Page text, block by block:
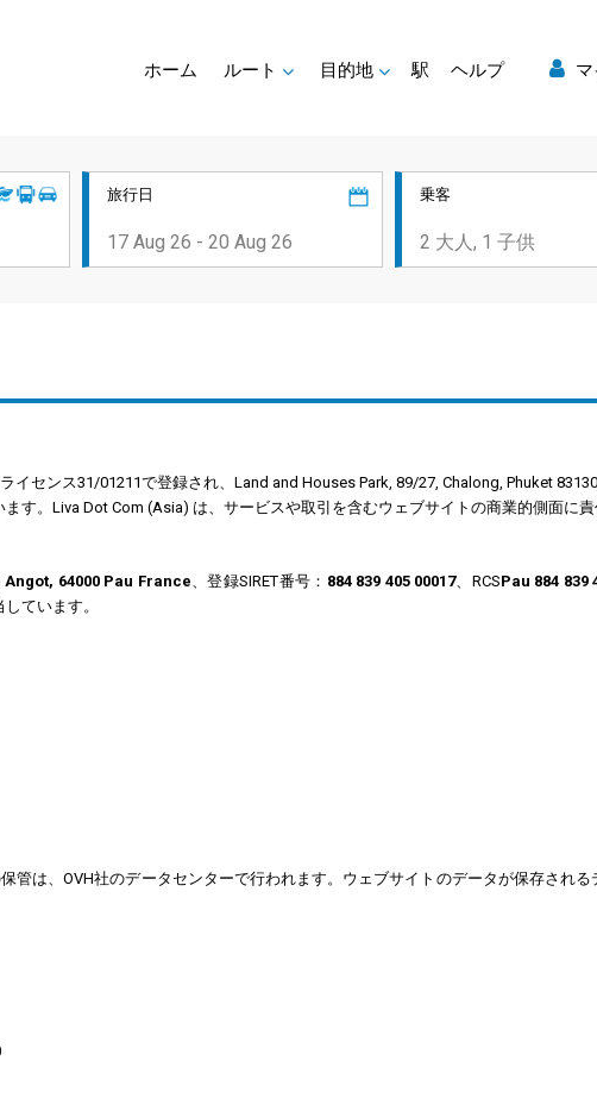
ホーム ルート 目的地 駅 ヘルプ
旅行日 乗客
センス31/01211で登録され、Land and Houses Park, 89/27, Chalong, Phuket
ます。Liva Dot Com (Asia) は、サービスや取引を含むウェブサイトの商業的側面に責
64000 Pau France 、登録SIRET番号： 884 839 405 00017、RCSPau 884 839
ています。
管は、OVH社のデータセンターで行われます。ウェブサイトのデータが保存され